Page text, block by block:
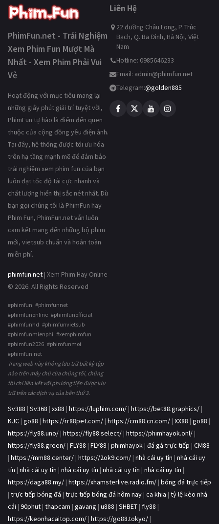
PhimFun.net - Trải Nghiệm
Xem Phim Fun Mượt Mà
Nhất - Xem Phim Phải Vui
Vẻ
Hoạt động với mục tiêu mang lại
những giây phút giải trí tuyệt vời,
PhimFun tự hào là điểm đến quen
thuộc của cộng đồng yêu điện ảnh.
Tại đây, hệ thống được tối ưu hóa
trên hạ tầng mạnh mẽ để đảm bảo
trải nghiệm xem phim fun của bạn
luôn đạt tốc độ tải cực nhanh và
chất lượng hiển thị sắc nét nhất. Dù
bạn gọi chúng tôi là PhimFun hay
Phim Fun, PhimFun.net vẫn luôn
cam kết mang đến những bộ phim
mới, vietsub chuẩn và hoàn toàn
miễn phí.
phimfun.net | Xem Phim Hay Online
© 2026. All Rights Reserved
#phimfun #phimfunnet
#phimfunonline #phimfunofficial
#phimfunhd #phimfunvietsub
#phimfunmienphi #xemphimfun
#phimfun2026 #phimfunmoi
#phimfun.net
Trang web này không lưu trữ bất kỳ tệp
nào trên máy chủ của chúng tôi, chúng
tôi chỉ liên kết với phương tiện được lưu
trữ trên các dịch vụ của bên thứ 3.
Liên Hệ
22 đường Châu Long, P. Trúc
Bạch, Q. Ba Đình, Hà Nội, Việt
Nam
Hotline: 0985646233
Email: admin@phimfun.net
Telegram:@golden885
Sv388 | Sv368 | xx88 | https://luphim.com/ | https://bet88.graphics/ |
KJC | go88 | https://rr88pet.com/ | https://cm88.cn.com/ | XX88 | go88 |
https://fly88.uno/ | https://fly88.select/ | https://phimhayok.onl/ |
https://fly88.green/ | FLY88 | FLY88 | phimhayok | đá gà trực tiếp | CM88
| https://mm88.center/ | https://2ok9.com/ | nhà cái uy tín | nhà cái uy
tín | nhà cái uy tín | nhà cái uy tín | nhà cái uy tín | nhà cái uy tín |
https://daga88.my/ | https://xhamsterlive.radio.fm/ | bóng đá trực tiếp
| trực tiếp bóng đá | trực tiếp bóng đá hôm nay | ca khia | tỷ lệ kèo nhà
cái | 90phut | thapcam | gavang | u888 | SHBET | fly88 |
https://keonhacaitop.com/ | https://go88.tokyo/ |